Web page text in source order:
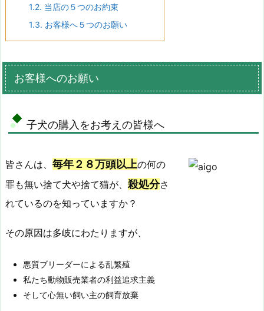
1.2. 当店の５つのお約束
1.3. お客様へ５つのお願い
お客様へのお願い
子犬の購入をお考えの皆様へ
皆さんは、 毎年２８万頭以上の何の
罪も無い捨て犬や捨て猫が、 殺処分さ
れているのを知っていますか？
その原因は多岐にわたりますが、
悪質ブリーダーによる乱繁殖
私たち動物販売業者の利益追求主義
そして心無い飼い主の飼育放棄